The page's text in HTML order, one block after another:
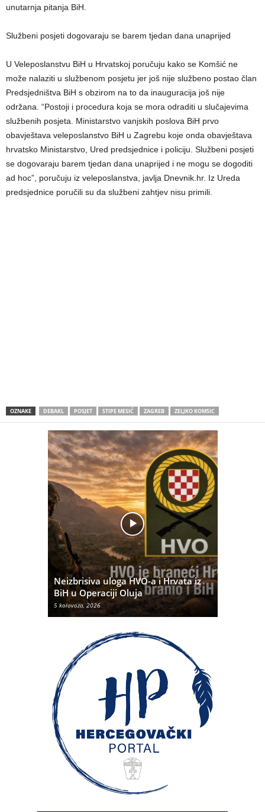
unutarnja pitanja BiH.
Službeni posjeti dogovaraju se barem tjedan dana unaprijed
U Veleposlanstvu BiH u Hrvatskoj poručuju kako se Komšić ne
može nalaziti u službenom posjetu jer još nije službeno postao član
Predsjedništva BiH s obzirom na to da inauguracija još nije
održana. “Postoji i procedura koja se mora odraditi u slučajevima
službenih posjeta. Ministarstvo vanjskih poslova BiH prvo
obavještava veleposlanstvo BiH u Zagrebu koje onda obavještava
hrvatsko Ministarstvo, Ured predsjednice i policiju. Službeni posjeti
se dogovaraju barem tjedan dana unaprijed i ne mogu se dogoditi
ad hoc”, poručuju iz veleposlanstva, javlja Dnevnik.hr. Iz Ureda
predsjednice poručili su da službeni zahtjev nisu primili.
OZNAKE DEBAKL POSJET STIPE MESIĆ ZAGREB ZELJKO KOMSIC
Neizbrisiva uloga HVO-a i Hrvata iz
BiH u Operaciji Oluja
5 kolovoza, 2026